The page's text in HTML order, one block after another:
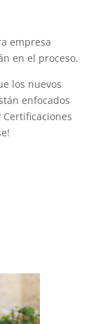
empresa
en el proceso.
los nuevos
enfocados
Certificaciones